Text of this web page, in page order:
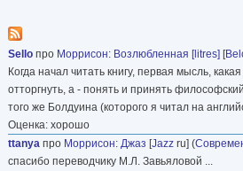
Sello про Моррисон: Возлюбленная [litres] [
Когда начал читать книгу, первая мысль,
отторгнуть, а - понять и принять
того же Болдуина (которого я читал на
Оценка: хорошо
ttanya про Моррисон: Джаз [Jazz ru] (
спасибо переводчику М.Л. Завьяловой ...